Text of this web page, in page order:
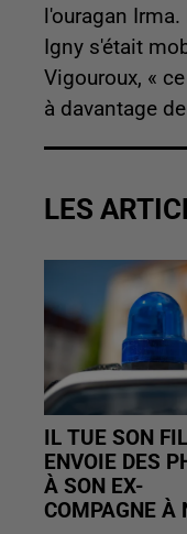
l'ouragan
Igny s'était
Vigouroux, «
à davantage
LES
IL TUE SON
ENVOIE DES
À SON EX-
COMPAGNE À